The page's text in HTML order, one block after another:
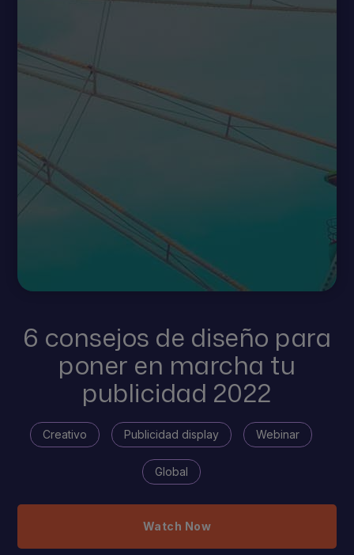
6 consejos de diseño para
poner en marcha tu
publicidad 2022
Creativo Publicidad display Webinar
Global
Watch Now